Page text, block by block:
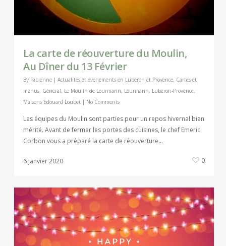
La carte de réouverture du Moulin,
Au Dîner du 13 Février
By Fabienne | Actualités et évènements en Luberon et Provence, Cartes et
menus, Général, Le Moulin de Lourmarin, Lourmarin, Luberon-Provence,
Maisons Edouard Loubet | No Comments
Les équipes du Moulin sont parties pour un repos hivernal bien
mérité. Avant de fermer les portes des cuisines, le chef Emeric
Corbon vous a préparé la carte de réouverture…
6 janvier 2020 0